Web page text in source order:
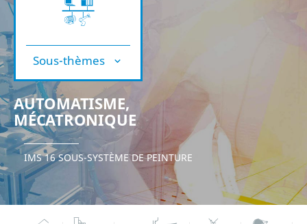
Sous-thèmes
AUTOMATISME,
MÉCATRONIQUE
IMS 16 SOUS-SYSTÈME DE PEINTURE